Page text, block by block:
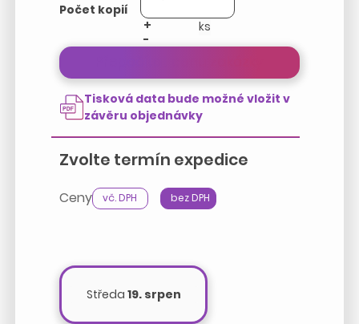
Počet kopií
+
-
Tisková data bude možné vložit v
závěru objednávky
Zvolte termín expedice
Ceny vč. DPH bez DPH
Středa 19. srpen